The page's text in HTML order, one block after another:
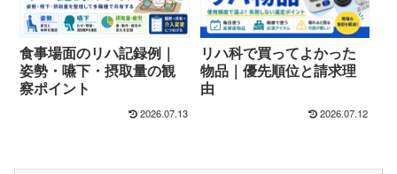
食事場面のリハ記録例｜
姿勢・嚥下・摂取量の観
察ポイント
2026.07.13
リハ科で買ってよかった
物品｜優先順位と請求理
由
2026.07.12